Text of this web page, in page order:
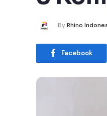
ByRhino
Facebook